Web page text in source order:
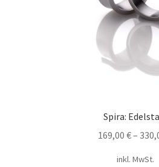
Spira:
169,00 €–
inkl. MwSt.